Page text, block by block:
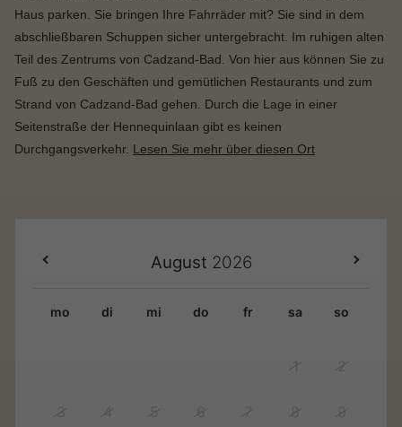
Haus parken. Sie bringen Ihre Fahrräder mit? Sie sind in dem
abschließbaren Schuppen sicher untergebracht. Im ruhigen alten
Teil des Zentrums von Cadzand-Bad. Von hier aus können Sie zu
Fuß zu den Geschäften und gemütlichen Restaurants und zum
Strand von Cadzand-Bad gehen. Durch die Lage in einer
Seitenstraße der Hennequinlaan gibt es keinen
Durchgangsverkehr. Lesen Sie mehr über diesen Ort
August 2026
mo di mi do fr sa so
1 2
3 4 5 6 8 9